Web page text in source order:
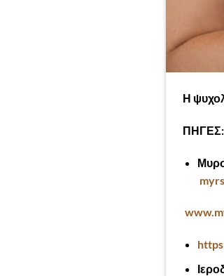
Η
ΠΗΓΕΣ: